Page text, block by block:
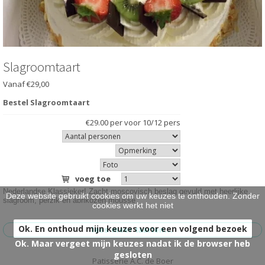
HARTIG >
BRUIDSTAARTEN >
ONTBIJT EXTRA'S
OVER ONS
Slagroomtaart
Vanaf €29,00
Bestel Slagroomtaart
€29.00 per voor 10/12 pers
voeg toe
Nederlandse Klassieker! Zacht moscovisch beslag gevuld met heerlijke
slagroom, perzik en abrikozen mousse
Patisserie A.C. de Boer
Deze website gebruikt cookies om uw keuzes te onthouden. Zonder
cookies werkt het niet
Ok. En onthoud mijn keuzes voor een volgend bezoek
Ok. Maar vergeet mijn keuzes nadat ik de browser heb
gesloten